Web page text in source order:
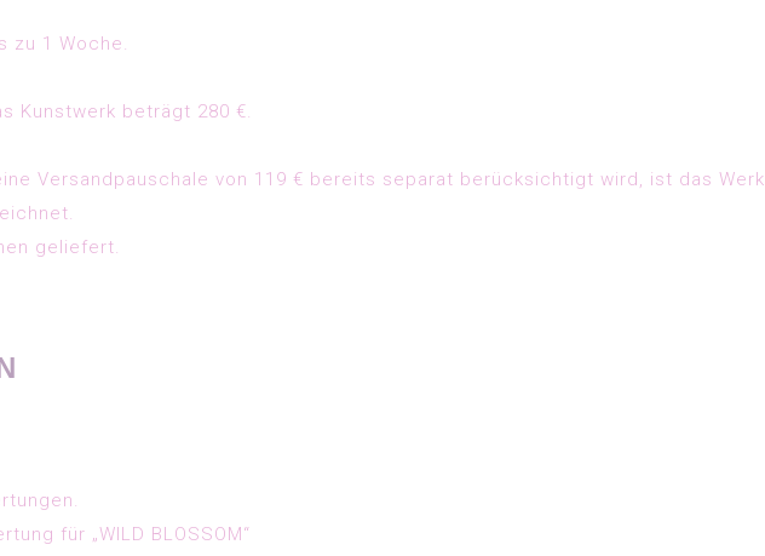
zu 1 Woche.
Kunstwerk beträgt 280 €.
Versandpauschale von 119 € bereits separat berücksichtigt wird, ist das Werk
geliefert.
für „WILD BLOSSOM“